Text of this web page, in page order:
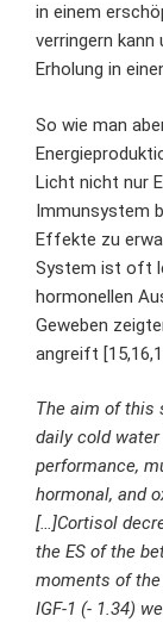
in einem
verringern
Erholung in
So wie man
Licht nicht nur
Immunsystem
Effekte zu
System ist oft
hormonellen
Geweben
angreift
The aim of this
daily cold
performance,
hormonal, and
[…]Cortisol
the ES of the
moments of
IGF-1 (- 1.34)